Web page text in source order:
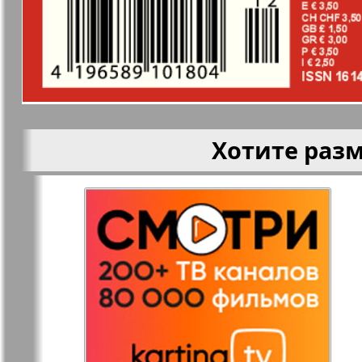
здоровья
Наша марка Наше
Парус
Районка-Süd-West
Районка-
Bremen
Редакция
Рейнская
Хотите